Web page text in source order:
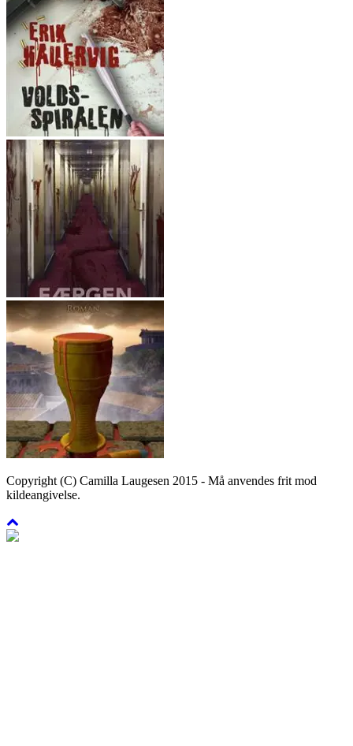
Copyright (C) Camilla Laugesen 2015 - Må anvendes frit mod
kildeangivelse.